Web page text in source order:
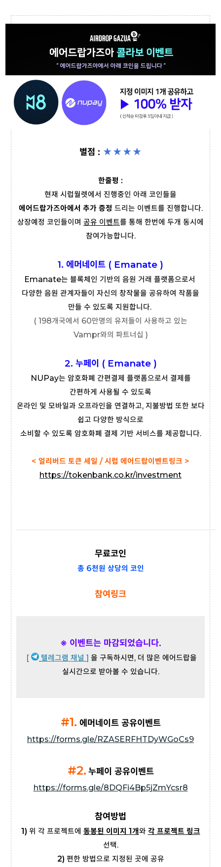
별점 : ★★★★
한줄평 :
현재 시럽월렛에서 진행중인 아래 코인들을
에어드랍가즈아에서 추가 증정 드리는 이벤트를 진행합니다.
상장예정 코인들이며 공유 이벤트를 통해 한번에 두개 동시에
참여가능합니다.
1. 에머네이트 ( Emanate )
Emanate는 블록체인 기반의 음원 거래 플랫폼으로서
다양한 음원 관계자들이 자신의 창작물을 공유하여 작품을
만들 수 있도록 지원합니다.
( 198개국에서 60만명의 유저들이 사용하고 있는
Vampr와의 파트너십 )
2. 누페이 ( Emanate )
NUPay는 암호화폐 간편결제 플랫폼으로서 결제를
간편하게 사용될 수 있도록
온라인 및 모바일과 오프라인을 연결하고, 지불방법 또한 보다
쉽고 다양한 방식으로
소비할 수 있도록 암호화폐 결제 기반 서비스를 제공합니다.
< 얼리버드 토큰 세일 / 시럽 에어드랍이벤트링크 >
https://tokenbank.co.kr/investment
무료코인
총 6천원 상당의 코인
참여링크
※ 이벤트는 마감되었습니다.
[ 텔레그램 채널 ] 을 구독하시면, 더 많은 에어드랍을
실시간으로 받아볼 수 있습니다.
#1. 에머네이트 공유이벤트
https://forms.gle/RZASERFHTDyWGoCs9
#2. 누페이 공유이벤트
https://forms.gle/8DQFi4Bp5jZmYcsr8
참여방법
1) 위 각 프로젝트에 동봉된 이미지 1개와 각 프로젝트 링크
선택.
2) 편한 방법으로 지정된 곳에 공유